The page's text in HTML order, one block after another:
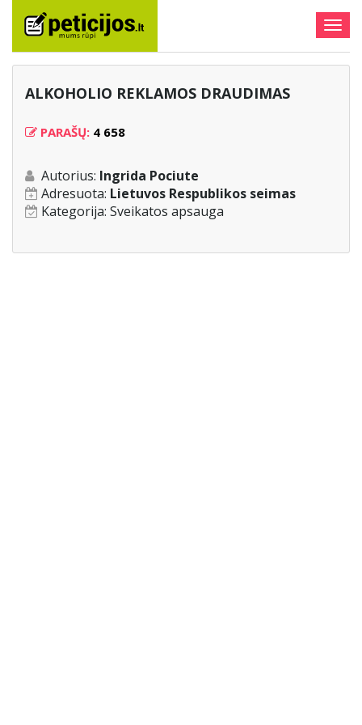
ALKOHOLIO REKLAMOS DRAUDIMAS
PARAŠŲ: 4 658
Autorius: Ingrida Pociute
Adresuota: Lietuvos Respublikos seimas
Kategorija: Sveikatos apsauga